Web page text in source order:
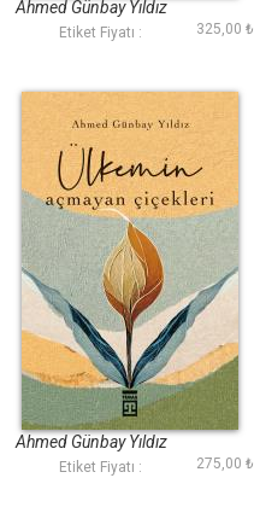
Ahmed Günbay Yıldız
Etiket Fiyatı : 325,00 ₺
Ülkemin Açmayan
Çiçekleri
Ahmed Günbay Yıldız
Etiket Fiyatı : 275,00 ₺